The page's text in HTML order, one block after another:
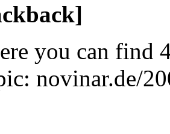
you can find
novinar.de/